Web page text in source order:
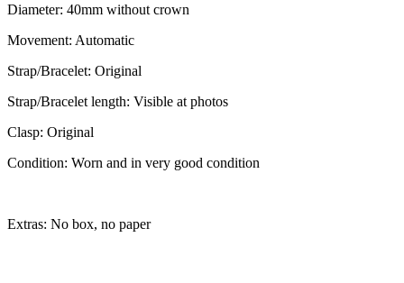
Diameter: 40mm without crown
Movement: Automatic
Strap/Bracelet: Original
Strap/Bracelet length: Visible at photos
Clasp: Original
Condition: Worn and in very good condition
Extras: No box, no paper